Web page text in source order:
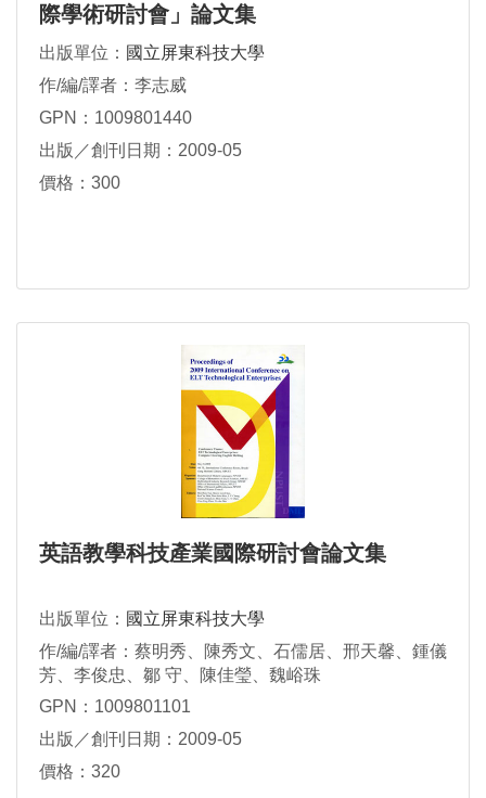
際學術研討會」論文集
出版單位： 國立屏東科技大學
作/編/譯者：李志威
GPN：1009801440
出版／創刊日期：2009-05
價格：300
英語教學科技產業國際研討會論文集
出版單位： 國立屏東科技大學
作/編/譯者：蔡明秀、陳秀文、石儒居、邢天馨、鍾儀
芳、李俊忠、鄒 守、陳佳瑩、魏峪珠
GPN：1009801101
出版／創刊日期：2009-05
價格：320